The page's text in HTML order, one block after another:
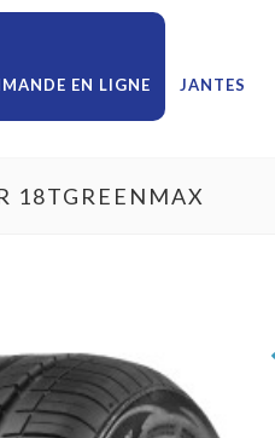
EN LIGNE JANTES
18TGREENMAX